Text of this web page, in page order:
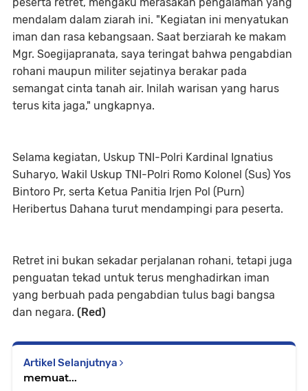
mendalam dalam ziarah ini. "Kegiatan ini menyatukan
iman dan rasa kebangsaan. Saat berziarah ke makam
Mgr. Soegijapranata, saya teringat bahwa pengabdian
rohani maupun militer sejatinya berakar pada
semangat cinta tanah air. Inilah warisan yang harus
terus kita jaga," ungkapnya.
Selama kegiatan, Uskup TNI-Polri Kardinal Ignatius
Suharyo, Wakil Uskup TNI-Polri Romo Kolonel (Sus) Yos
Bintoro Pr, serta Ketua Panitia Irjen Pol (Purn)
Heribertus Dahana turut mendampingi para peserta.
Retret ini bukan sekadar perjalanan rohani, tetapi juga
penguatan tekad untuk terus menghadirkan iman
yang berbuah pada pengabdian tulus bagi bangsa
dan negara. (Red)
Artikel Selanjutnya
memuat...